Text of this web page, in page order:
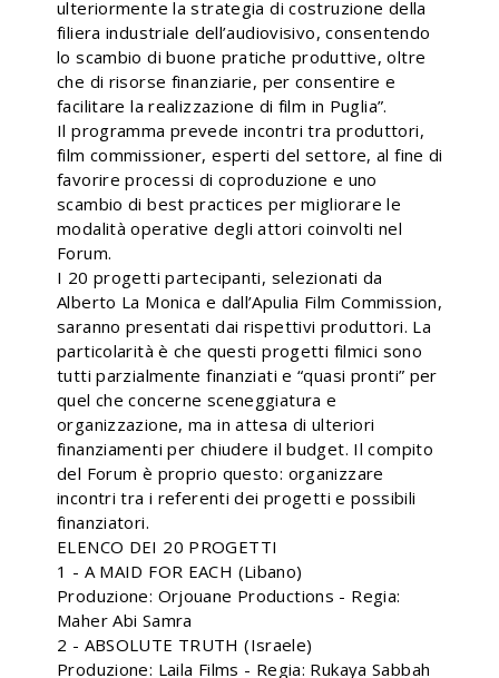
ulteriormente la strategia di costruzione della
filiera industriale dell’audiovisivo, consentendo
lo scambio di buone pratiche produttive, oltre
che di risorse finanziarie, per consentire e
facilitare la realizzazione di film in Puglia”.
Il programma prevede incontri tra produttori,
film commissioner, esperti del settore, al fine di
favorire processi di coproduzione e uno
scambio di best practices per migliorare le
modalità operative degli attori coinvolti nel
Forum.
I 20 progetti partecipanti, selezionati da
Alberto La Monica e dall’Apulia Film Commission,
saranno presentati dai rispettivi produttori. La
particolarità è che questi progetti filmici sono
tutti parzialmente finanziati e “quasi pronti” per
quel che concerne sceneggiatura e
organizzazione, ma in attesa di ulteriori
finanziamenti per chiudere il budget. Il compito
del Forum è proprio questo: organizzare
incontri tra i referenti dei progetti e possibili
finanziatori.
ELENCO DEI 20 PROGETTI
1 - A MAID FOR EACH (Libano)
Produzione: Orjouane Productions - Regia:
Maher Abi Samra
2 - ABSOLUTE TRUTH (Israele)
Produzione: Laila Films - Regia: Rukaya Sabbah